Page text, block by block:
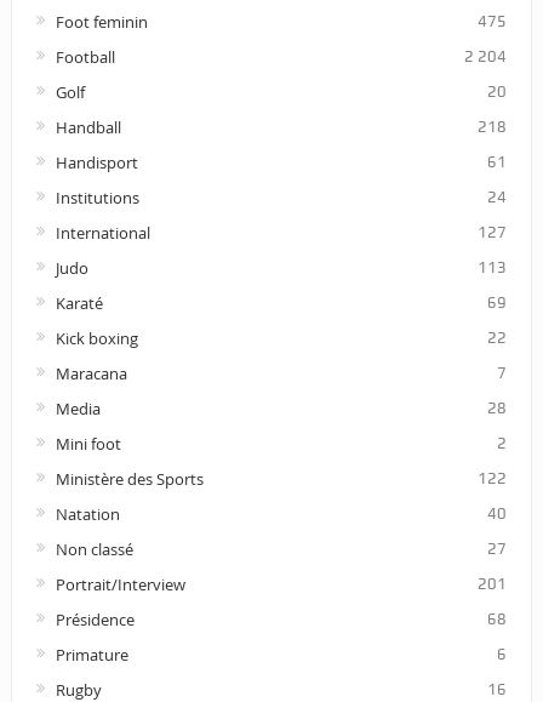
Foot feminin 475
Football 2 204
Golf 20
Handball 218
Handisport 61
Institutions 24
International 127
Judo 113
Karaté 69
Kick boxing 22
Maracana 7
Media 28
Mini foot 2
Ministère des Sports 122
Natation 40
Non classé 27
Portrait/Interview 201
Présidence 68
Primature 6
Rugby 16